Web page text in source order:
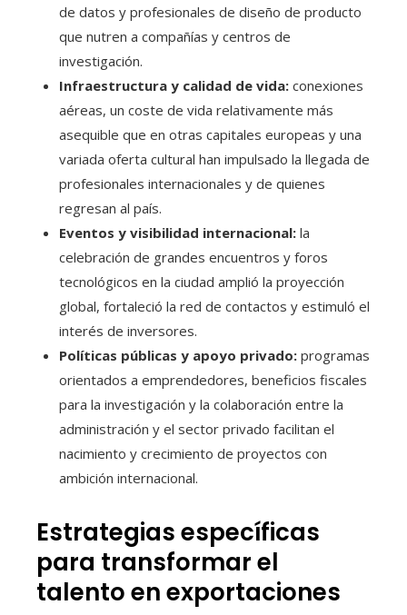
de datos y profesionales de diseño de producto
que nutren a compañías y centros de
investigación.
Infraestructura y calidad de vida: conexiones
aéreas, un coste de vida relativamente más
asequible que en otras capitales europeas y una
variada oferta cultural han impulsado la llegada de
profesionales internacionales y de quienes
regresan al país.
Eventos y visibilidad internacional: la
celebración de grandes encuentros y foros
tecnológicos en la ciudad amplió la proyección
global, fortaleció la red de contactos y estimuló el
interés de inversores.
Políticas públicas y apoyo privado: programas
orientados a emprendedores, beneficios fiscales
para la investigación y la colaboración entre la
administración y el sector privado facilitan el
nacimiento y crecimiento de proyectos con
ambición internacional.
Estrategias específicas
para transformar el
talento en exportaciones